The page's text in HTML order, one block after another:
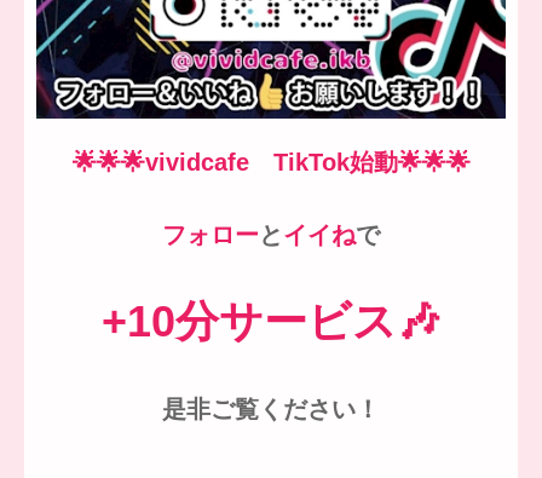
🌟🌟🌟vividcafe TikTok始動🌟🌟🌟
フォローとイイねで
+10分サービス🎶
是非ご覧ください！